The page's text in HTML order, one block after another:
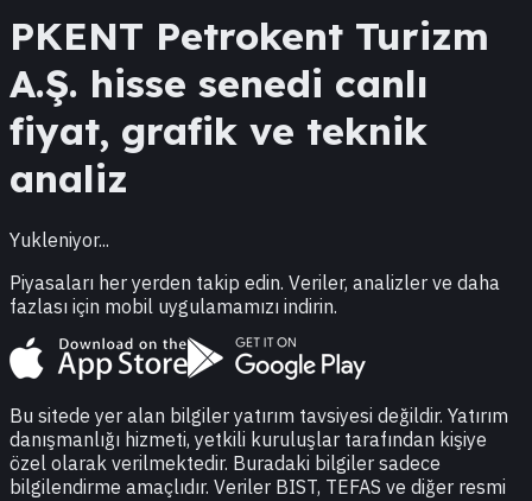
PKENT Petrokent Turizm
A.Ş. hisse senedi canlı
fiyat, grafik ve teknik
analiz
Yukleniyor...
Piyasaları her yerden takip edin. Veriler, analizler ve daha
fazlası için mobil uygulamamızı indirin.
Bu sitede yer alan bilgiler yatırım tavsiyesi değildir. Yatırım
danışmanlığı hizmeti, yetkili kuruluşlar tarafından kişiye
özel olarak verilmektedir. Buradaki bilgiler sadece
bilgilendirme amaçlıdır. Veriler BIST, TEFAS ve diğer resmi